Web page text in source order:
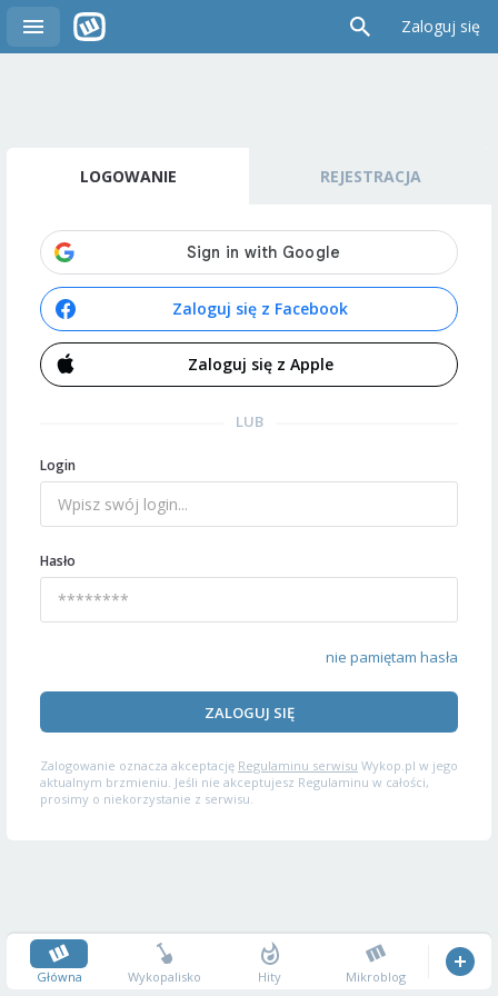
Zaloguj się
LOGOWANIE REJESTRACJA
Zaloguj się z Facebook
Zaloguj się z Apple
LUB
Login
Hasło
nie pamiętam hasła
ZALOGUJ SIĘ
Zalogowanie oznacza akceptację Regulaminu serwisu Wykop.pl w jego
aktualnym brzmieniu. Jeśli nie akceptujesz Regulaminu w całości,
prosimy o niekorzystanie z serwisu.
Główna Wykopalisko Hity Mikroblog